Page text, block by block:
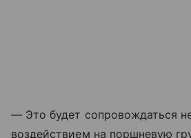
— Это будет сопровождаться
воздействием на поршневую